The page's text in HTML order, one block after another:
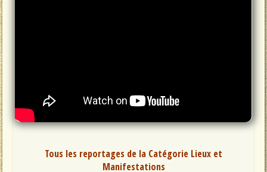
Tous les reportages de la Catégorie Lieux et
Manifestations